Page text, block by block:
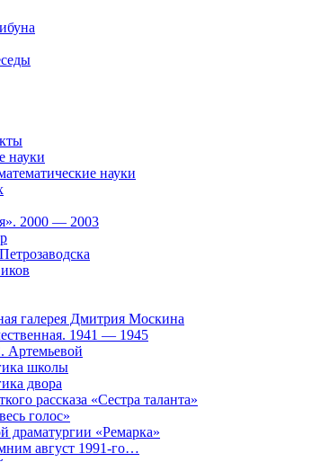
науки
науки
2000 — 2003
галерея Дмитрия Москина
1941 — 1945
Артемьевой
школы
двора
рассказа «Сестра таланта»
голос»
драматургии «Ремарка»
август 1991-го…